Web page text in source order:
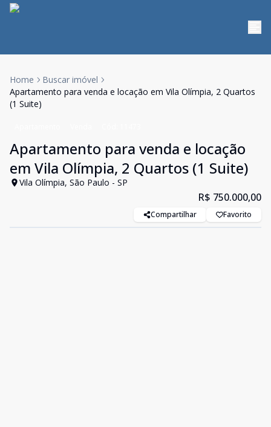
Home
Buscar imóvel
Apartamento para venda e locação em Vila Olímpia, 2 Quartos
(1 Suite)
Apartamento para venda e locação
em Vila Olímpia, 2 Quartos (1 Suite)
Vila Olímpia, São Paulo - SP
R$ 750.000,00
Compartilhar Favorito